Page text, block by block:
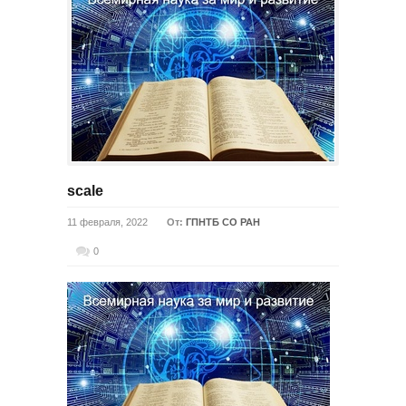
scale
11 февраля, 2022 От: ГПНТБ СО РАН
0